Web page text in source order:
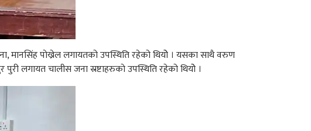
मानसिंह पाेख्रेल लगायतको उपस्थिति रहेको थियोे । यसका साथै वरुण
लगायत चालीस जना स्रष्टाहरुकाे उपस्थिति रहेको थियोे ।